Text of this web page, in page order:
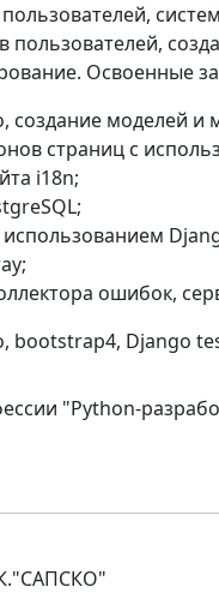
пользователей,
Освоенные
создание моделей и
страниц с
i18n;
использованием
ошибок,
bootstrap4, Django
"Python-